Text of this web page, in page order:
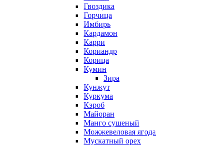
Гвоздика
Горчица
Имбирь
Кардамон
Карри
Кориандр
Корица
Кумин
Зира
Кунжут
Куркума
Кэроб
Майоран
Манго сушеный
Можжевеловая ягода
Мускатный орех